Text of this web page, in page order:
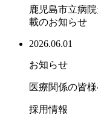
鹿児島市立病
載のお知らせ
2026.06.01
お知らせ
医療関係の皆
採用情報